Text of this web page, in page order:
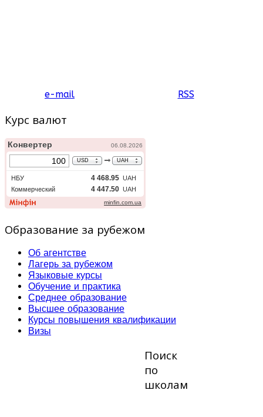
e-mail RSS
Курс валют
Образование за рубежом
Об агентстве
Лагерь за рубежом
Языковые курсы
Обучение и практика
Среднее образование
Высшее образование
Курсы повышения квалификации
Визы
Поиск
по
школам